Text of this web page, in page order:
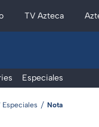
TV Azteca
Especiales
Especiales Nota